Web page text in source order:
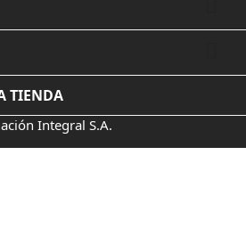
TIENDA
Integral S.A.